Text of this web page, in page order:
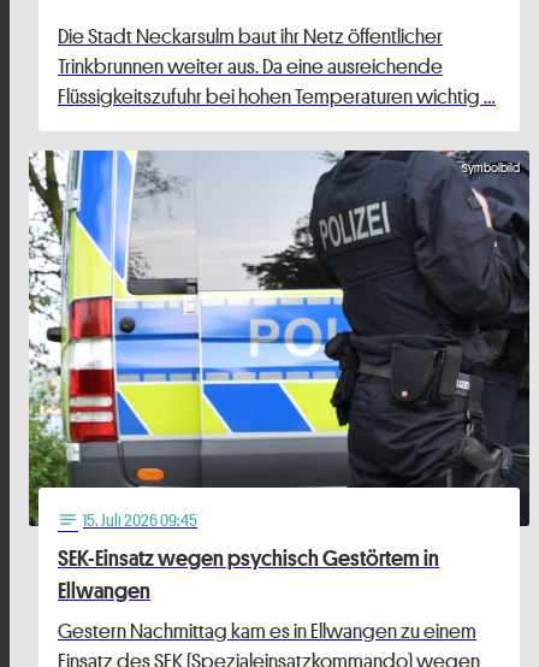
Die Stadt Neckarsulm baut ihr Netz öffentlicher
Trinkbrunnen weiter aus. Da eine ausreichende
Flüssigkeitszufuhr bei hohen Temperaturen wichtig …
Symbolbild
notes 15. Juli 2026 09:45
SEK-Einsatz wegen psychisch Gestörtem in
Ellwangen
Gestern Nachmittag kam es in Ellwangen zu einem
Einsatz des SEK (Spezialeinsatzkommando) wegen